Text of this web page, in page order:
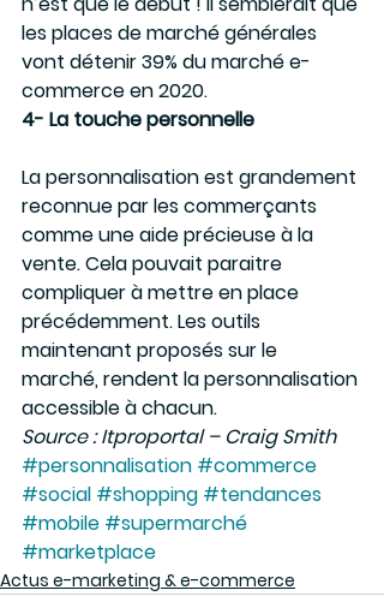
les places de marché générales
vont détenir 39% du marché e-
commerce en 2020.
4- La touche personnelle
La personnalisation est grandement
reconnue par les commerçants
comme une aide précieuse à la
vente. Cela pouvait paraitre
compliquer à mettre en place
précédemment. Les outils
maintenant proposés sur le
marché, rendent la personnalisation
accessible à chacun.
Source : Itproportal – Craig Smith
#personnalisation #commerce
#social #shopping #tendances
#mobile #supermarché
#marketplace
Actus e-marketing & e-commerce